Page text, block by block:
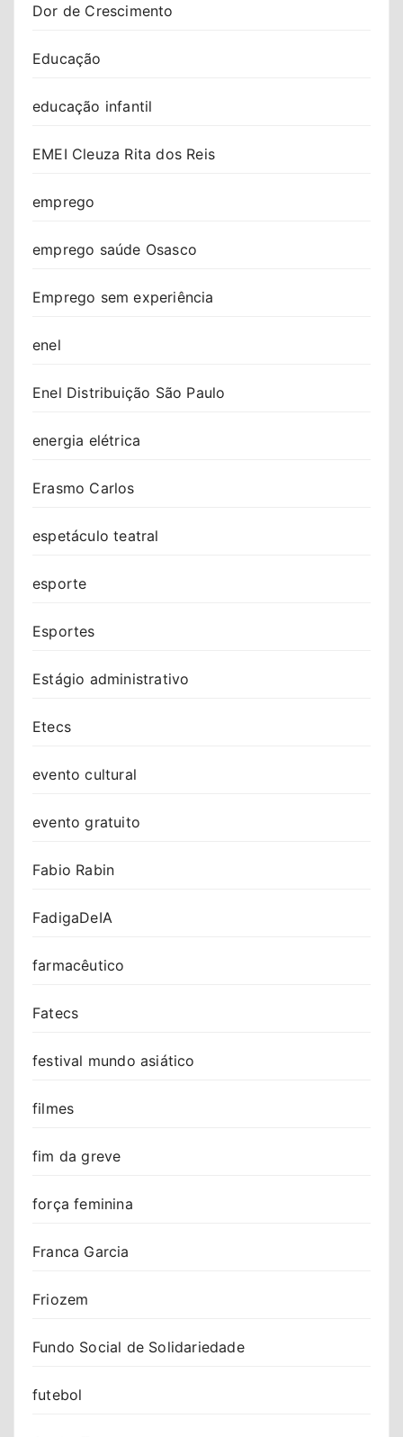
Dor de Crescimento
Educação
educação infantil
EMEI Cleuza Rita dos Reis
emprego
emprego saúde Osasco
Emprego sem experiência
enel
Enel Distribuição São Paulo
energia elétrica
Erasmo Carlos
espetáculo teatral
esporte
Esportes
Estágio administrativo
Etecs
evento cultural
evento gratuito
Fabio Rabin
FadigaDeIA
farmacêutico
Fatecs
festival mundo asiático
filmes
fim da greve
força feminina
Franca Garcia
Friozem
Fundo Social de Solidariedade
futebol